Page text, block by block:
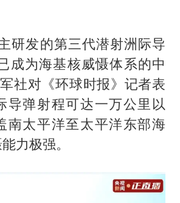
研发的第三代潜射洲际导
成为海基核威慑体系的中
社对《环球时报》记者表
导弹射程可达一万公里以
南太平洋至太平洋东部海
力极强。